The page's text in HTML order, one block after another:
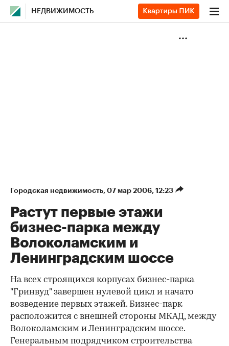
НЕДВИЖИМОСТЬ
Городская недвижимость⁠, 07 мар 2006, 12:23
Растут первые этажи
бизнес-парка между
Волоколамским и
Ленинградским шоссе
На всех строящихся корпусах бизнес-парка
"Гринвуд" завершен нулевой цикл и начато
возведение первых этажей. Бизнес-парк
расположится с внешней стороны МКАД, между
Волоколамским и Ленинградским шоссе.
Генеральным подрядчиком строительства